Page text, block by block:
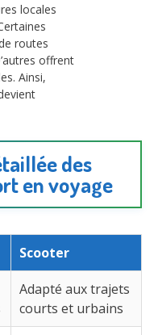
locales
routes
offrent
Ainsi,
des
en voyage
Scooter
Adapté aux trajets
courts et urbains